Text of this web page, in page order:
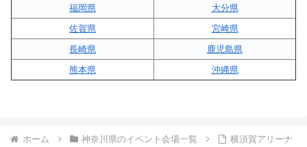
福岡県
大分県
佐賀県
宮崎県
長崎県
鹿児島県
熊本県
沖縄県
ホーム 神奈川県のイベント会場一覧 横須賀アリーナ